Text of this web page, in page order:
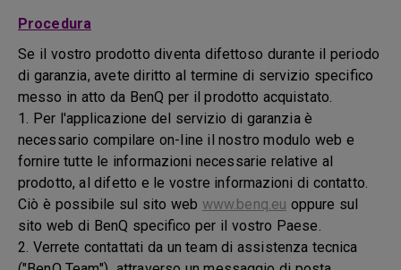
Procedura
Se il vostro prodotto diventa difettoso durante il periodo
di garanzia, avete diritto al termine di servizio specifico
messo in atto da BenQ per il prodotto acquistato.
1. Per l'applicazione del servizio di garanzia è
necessario compilare on-line il nostro modulo web e
fornire tutte le informazioni necessarie relative al
prodotto, al difetto e le vostre informazioni di contatto.
Ciò è possibile sul sito web www.benq.eu oppure sul
sito web di BenQ specifico per il vostro Paese.
2. Verrete contattati da un team di assistenza tecnica